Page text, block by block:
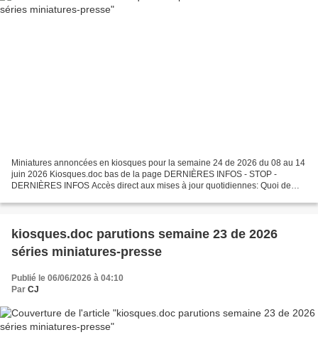
Miniatures annoncées en kiosques pour la semaine 24 de 2026 du 08 au 14
juin 2026 Kiosques.doc bas de la page DERNIÈRES INFOS - STOP -
DERNIÈRES INFOS Accès direct aux mises à jour quotidiennes: Quoi de
kiosques.doc parutions semaine 23 de 2026
séries miniatures-presse
Publié le 06/06/2026 à 04:10
Par CJ